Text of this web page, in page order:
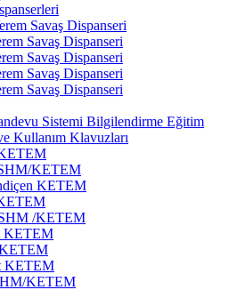
Savaş Dispanseri
Savaş Dispanseri
Savaş Dispanseri
Savaş Dispanseri
Savaş Dispanseri
Sistemi Bilgilendirme Eğitim
Kullanım Klavuzları
KETEM
KETEM
/KETEM
KETEM
KETEM
KETEM